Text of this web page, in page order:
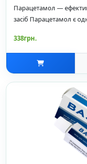
Парацетамол —
засіб Парацетамол є
338грн.